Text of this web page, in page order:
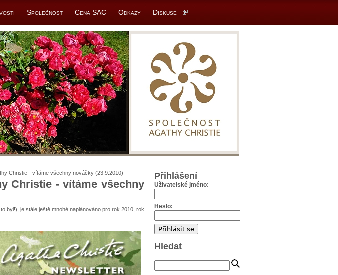
Společnost Cena SAC Odkazy Diskuse
Christie - vítáme všechny nováčky (23.9.2010)
Christie - vítáme všechny
byl!), je stále ještě mnohé naplánováno pro rok 2010, rok
Přihlášení
Uživatelské jméno:
Heslo:
Hledat